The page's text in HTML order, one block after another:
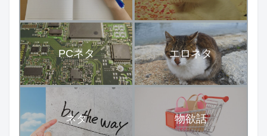
PCネタ エロネタ
ネタ 物欲話